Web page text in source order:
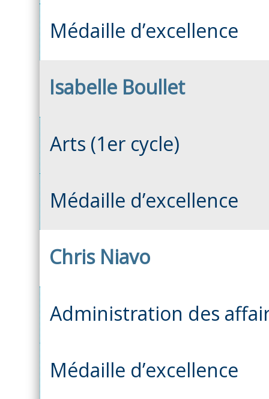
Médaille d’excellence
Isabelle Boullet
Arts (1er cycle)
Médaille d’excellence
Chris Niavo
Administration des
Médaille d’excellence